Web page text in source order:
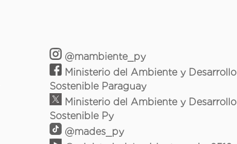
@mambiente_py
Ministerio del Ambiente y Desarrollo
Sostenible Paraguay
Ministerio del Ambiente y Desarrollo
Sostenible Py
@mades_py